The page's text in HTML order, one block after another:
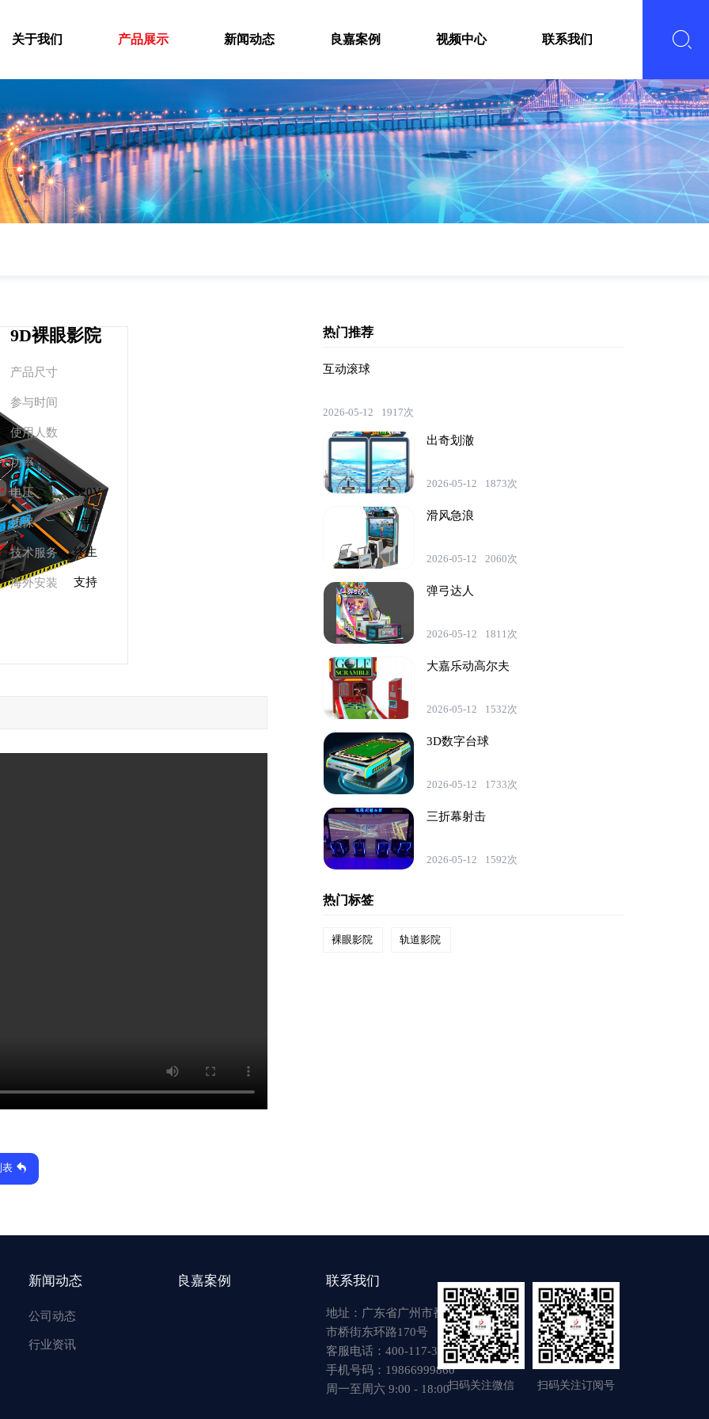
关于我们 产品展示 新闻动态 良嘉案例 视频中心 联系我们
9D裸眼影院
产品尺寸
参与时间
使用人数
功率
电压 220V
质保 1年
技术服务 终生
海外安装 支持
表
热门推荐
互动滚球
2026-05-12 1917次
出奇划澈
2026-05-12 1873次
滑风急浪
2026-05-12 2060次
弹弓达人
2026-05-12 1811次
大嘉乐动高尔夫
2026-05-12 1532次
3D数字台球
2026-05-12 1733次
三折幕射击
2026-05-12 1592次
热门标签
裸眼影院 轨道影院
新闻动态
公司动态
行业资讯
良嘉案例 联系我们
地址：广东省广州市番禺区
市桥街东环路170号
客服电话：400-117-3917
手机号码：19866999860
周一至周六 9:00 - 18:00扫码关注微信 扫码关注订阅号